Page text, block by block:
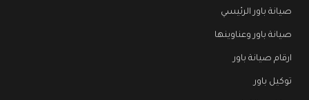
صيانة باور الرئيسي
صيانة باور وعناوينها
ارقام صيانة باور
توكيل باور